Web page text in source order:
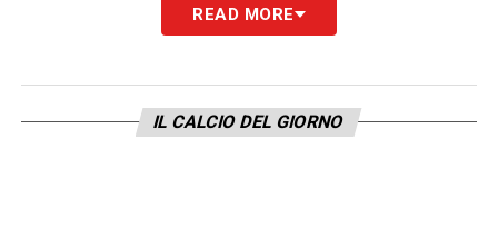
tocco di mani in area di Ferrari. Gioco fermo
Un minuto di silent check ma non è stato
giudicato irregolare l’intervento da parte di
READ MORE
IL CALCIO DEL GIORNO